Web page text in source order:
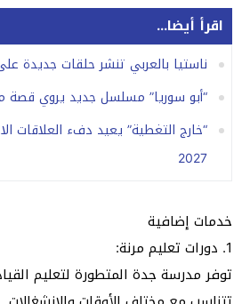
اقرأ أيضا...
ناستيا بالعربي تنشر حلقات جديدة
“أبو سوريا” مسلسل جديد يروي قصة
“خارج التغطية” يعيد دفء العلاقات
2027
خدمات إضافية
1. دورات تعليم مرنة:
توفر مدرسة جدة المتطورة لتعليم